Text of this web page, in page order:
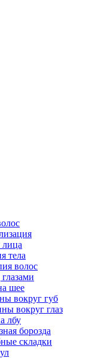
лица
тела
волос
шее
вокруг губ
вокруг глаз
лбу
борозда
складки